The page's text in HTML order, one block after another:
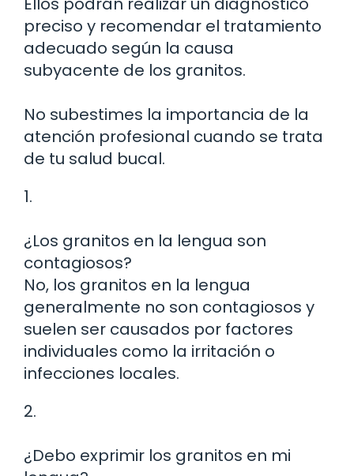
preciso y recomendar el tratamiento
adecuado según la causa
subyacente de los granitos.
No subestimes la importancia de la
atención profesional cuando se trata
de tu salud bucal.
1.
¿Los granitos en la lengua son
contagiosos?
No, los granitos en la lengua
generalmente no son contagiosos y
suelen ser causados por factores
individuales como la irritación o
infecciones locales.
2.
¿Debo exprimir los granitos en mi